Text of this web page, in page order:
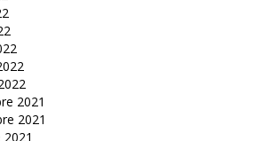
2021
2021